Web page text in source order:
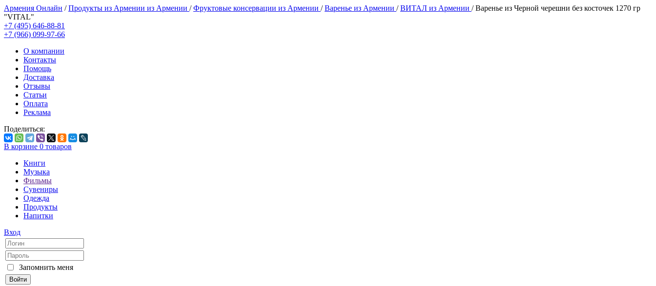
Армения Онлайн /Продукты из Армении из Армении /Фруктовые консервации из Армении /Варенье из Армении /ВИТАЛ из Армении /Варенье из Черной черешни без косточек 1270 гр
"VITAL"
+7 (495) 646-88-81
+7 (966) 099-97-66
О компании
Контакты
Помощь
Доставка
Отзывы
Статьи
Оплата
Реклама
Поделиться:
В корзине 0 товаров
Книги
Музыка
Фильмы
Сувениры
Одежда
Продукты
Напитки
Вход
Запомнить меня